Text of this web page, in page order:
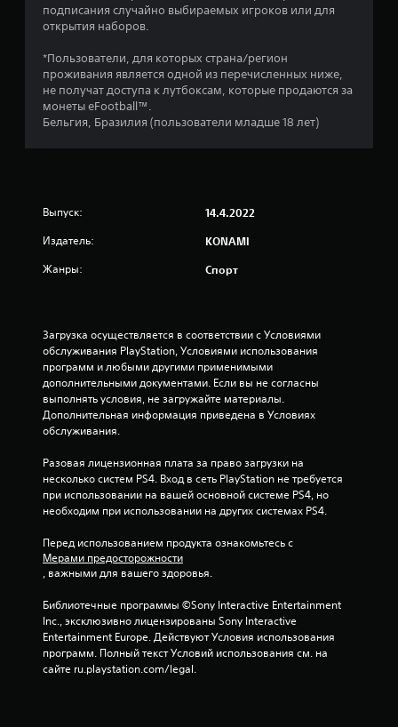
з
о
с
а
подписания случайно выбираемых игроков или для
открытия наборов.
*Пользователи, для которых страна/регион
проживания является одной из перечисленных ниже,
не получат доступа к лутбоксам, которые продаются за
монеты eFootball™.
Бельгия, Бразилия (пользователи младше 18 лет)
Выпуск: 14.4.2022
Издатель: KONAMI
Жанры: Спорт
Загрузка осуществляется в соответствии с Условиями
обслуживания PlayStation, Условиями использования
программ и любыми другими применимыми
дополнительными документами. Если вы не согласны
выполнять условия, не загружайте материалы.
Дополнительная информация приведена в Условиях
обслуживания.
Разовая лицензионная плата за право загрузки на
несколько систем PS4. Вход в сеть PlayStation не требуется
при использовании на вашей основной системе PS4, но
необходим при использовании на других системах PS4.
Перед использованием продукта ознакомьтесь с
Мерами предосторожности
, важными для вашего здоровья.
Библиотечные программы ©Sony Interactive Entertainment
Inc., эксклюзивно лицензированы Sony Interactive
Entertainment Europe. Действуют Условия использования
программ. Полный текст Условий использования см. на
сайте ru.playstation.com/legal.